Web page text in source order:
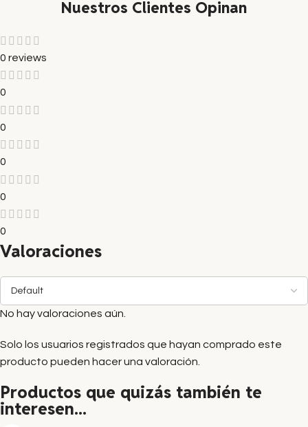
Nuestros Clientes Opinan
0 reviews
0
0
0
0
0
Valoraciones
No hay valoraciones aún.
Solo los usuarios registrados que hayan comprado este
producto pueden hacer una valoración.
Productos que quizás también te
interesen...